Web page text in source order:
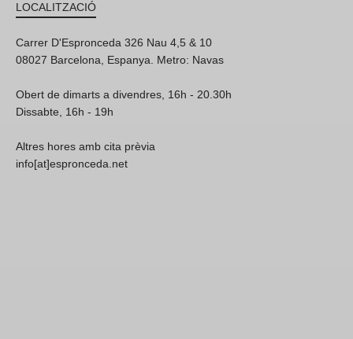
LOCALITZACIÓ
Carrer D'Espronceda 326 Nau 4,5 & 10
08027 Barcelona, Espanya. Metro: Navas
Obert de dimarts a divendres, 16h - 20.30h
Dissabte, 16h - 19h
Altres hores amb cita prèvia
info[at]espronceda.net